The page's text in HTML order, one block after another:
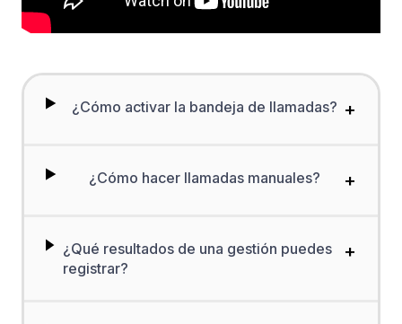
¿Cómo activar la bandeja de llamadas? +
¿Cómo hacer llamadas manuales? +
¿Qué resultados de una gestión puedes
registrar?
+